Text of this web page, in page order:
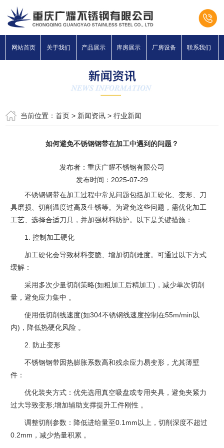
网站首页 关于我们 产品展示 库房展示 厂房设备 联系我们
当前位置：首页 > 新闻资讯 >行业新闻
如何避免不锈钢钢带在加工中遇到的问题？
发布者：重庆广耀不锈钢有限公司
发布时间：2025-07-29
不锈钢钢带在加工过程中常见问题包括加工硬化、变形、刀
具磨损、切削温度过高及生锈等。为避免这些问题，需优化加工
工艺、选择合适刀具，并加强材料防护。以下是关键措施：
1. ‌控制加工硬化‌
加工硬化会导致材料变脆、增加切削难度。可通过以下方式
缓解：
采用多次少量切削策略(如粗加工后精加工)，减少单次切削
量，避免应力集中 ‌。
使用低切削线速度(如304不锈钢线速度控制在55m/min以
内)，降低热硬化风险 ‌。
2. ‌防止变形‌
不锈钢钢带因热膨胀系数高和残余应力易变形，尤其薄壁
件：
优化装夹方式：优先选用真空吸盘或专用夹具，避免夹紧力
过大导致变形;增加辅助支撑提升工件刚性 ‌。
调整切削参数：降低进给量至0.1mm以上，切削深度不超过
0.2mm，减少热量积累 ‌。